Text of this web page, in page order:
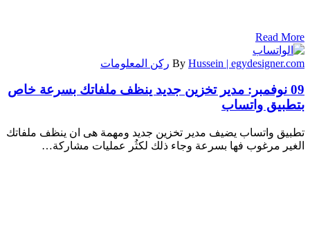
Read More
By Hussein | egydesigner.com ركن المعلومات
09 نوفمبر:
مدير تخزين جديد ينظف ملفاتك بسرعة خاص
بتطبيق واتساب
تطبيق واتساب يضيف مدير تخزين جديد ومهمة هى ان ينظف ملفاتك
الغير مرغوب فها بسرعة وجاء ذلك لكثُر عمليات مشاركة…